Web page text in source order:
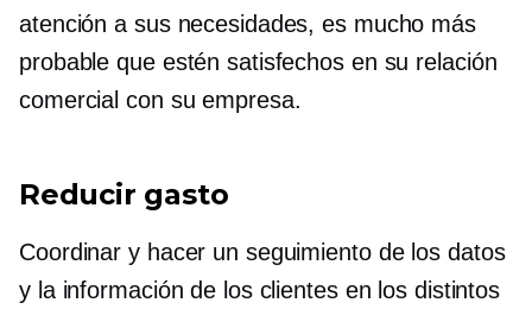
atención a sus necesidades, es mucho más
probable que estén satisfechos en su relación
comercial con su empresa.
Reducir gasto
Coordinar y hacer un seguimiento de los datos
y la información de los clientes en los distintos